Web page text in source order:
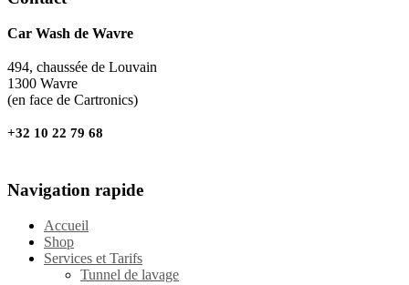
Car Wash de Wavre
494, chaussée de Louvain
1300 Wavre
(en face de Cartronics)
+32 10 22 79 68
Navigation rapide
Accueil
Shop
Services et Tarifs
Tunnel de lavage